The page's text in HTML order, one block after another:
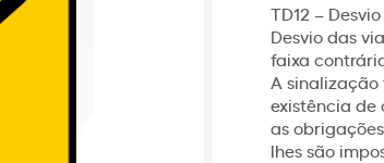
TD12 –
Desvio das
faixa
A
existência de
as
lhes são